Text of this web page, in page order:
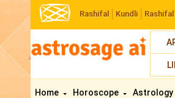
Rashifal Kundli Rashifal
Home Horoscope Astrology